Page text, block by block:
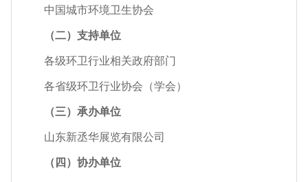
中国城市环境卫生协会
（二）支持单位
各级环卫行业相关政府部门
各省级环卫行业协会（学会）
（三）承办单位
山东新丞华展览有限公司
（四）协办单位